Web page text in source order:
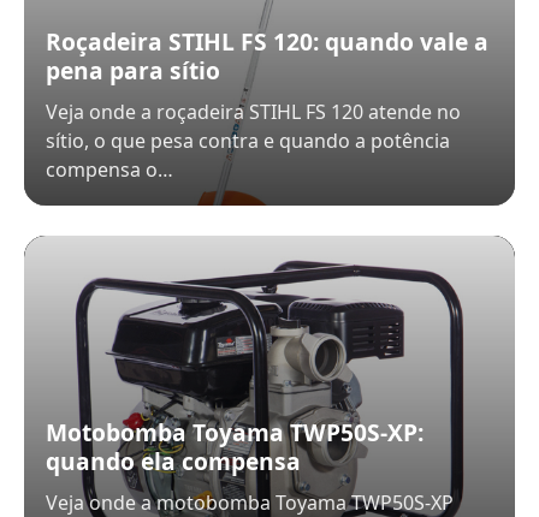
Roçadeira STIHL FS 120: quando vale a
pena para sítio
Veja onde a roçadeira STIHL FS 120 atende no
sítio, o que pesa contra e quando a potência
compensa o…
Motobomba Toyama TWP50S-XP:
quando ela compensa
Veja onde a motobomba Toyama TWP50S-XP